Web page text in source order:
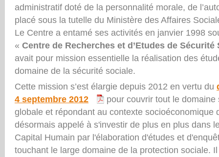
administratif doté de la personnalité morale, de
placé sous la tutelle du Ministère des Affaires
Le Centre a entamé ses activités en janvier 1998
« Centre de Recherches et d’Etudes de Sécurité
avait pour mission essentielle la réalisation des
domaine de la sécurité sociale.
Cette mission s’est élargie depuis 2012 en vertu du
4 septembre 2012
pour couvrir tout le
globale et répondant au contexte socioéconomique
désormais appelé à s'investir de plus en plus dans
Capital Humain par l'élaboration d'études et
touchant le large domaine de la protection sociale.